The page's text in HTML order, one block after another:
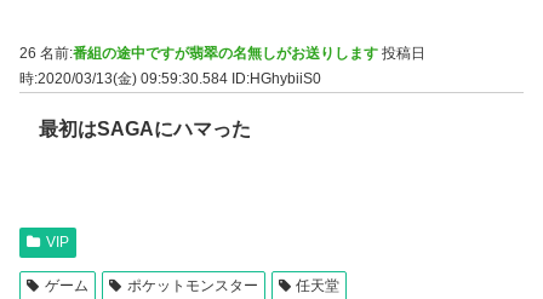
26 名前:番組の途中ですが翡翠の名無しがお送りします 投稿日
時:2020/03/13(金) 09:59:30.584 ID:HGhybiiS0
最初はSAGAにハマった
VIP
ゲーム ポケットモンスター 任天堂